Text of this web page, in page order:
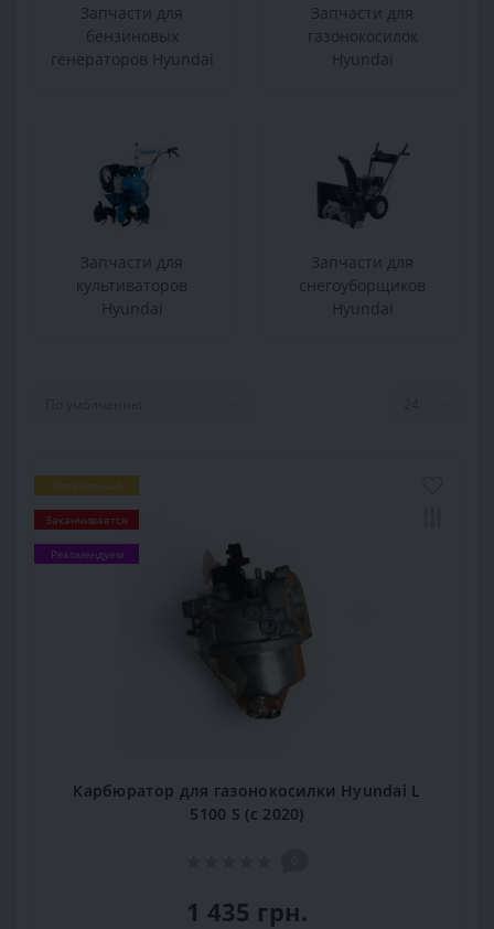
Запчасти для
бензиновых
генераторов Hyundai
Запчасти для
газонокосилок
Hyundai
Запчасти для
культиваторов
Hyundai
Запчасти для
снегоуборщиков
Hyundai
Популярный
Заканчивается
Рекомендуем
Карбюратор для газонокосилки Hyundai L
5100 S (с 2020)
1 435 грн.